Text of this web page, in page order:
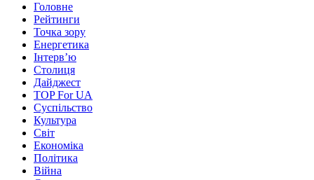
Головне
Рейтинги
Точка зору
Енергетика
Інтерв’ю
Столиця
Дайджест
TOP For UA
Суспiльство
Культура
Світ
Економіка
Політика
Війна